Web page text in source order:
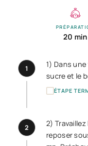
20 min
1
1) Dans
sucre et le
ÉTAPE
2
2)
reposer